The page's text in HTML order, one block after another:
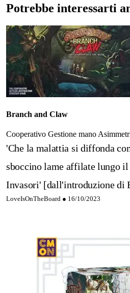
Potrebbe interessarti
Branch and Claw
Cooperativo Gestione mano
'Che la malattia si diffonda
sboccino lame affilate lungo il
Invasori' [dall'introduzione di
LoveIsOnTheBoard ● 16/10/2023